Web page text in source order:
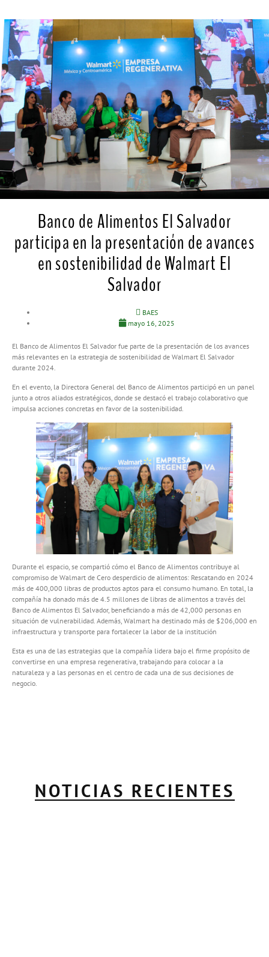
Banco de Alimentos El Salvador
participa en la presentación de avances
en sostenibilidad de Walmart El
Salvador
BAES
mayo 16, 2025
El Banco de Alimentos El Salvador fue parte de la presentación de los avances
más relevantes en la estrategia de sostenibilidad de Walmart El Salvador
durante 2024.
En el evento, la Directora General del Banco de Alimentos participó en un panel
junto a otros aliados estratégicos, donde se destacó el trabajo colaborativo que
impulsa acciones concretas en favor de la sostenibilidad.
Durante el espacio, se compartió cómo el Banco de Alimentos contribuye al
compromiso de Walmart de Cero desperdicio de alimentos: Rescatando en 2024
más de 400,000 libras de productos aptos para el consumo humano. En total, la
compañía ha donado más de 4.5 millones de libras de alimentos a través del
Banco de Alimentos El Salvador, beneficiando a más de 42,000 personas en
situación de vulnerabilidad. Además, Walmart ha destinado más de $206,000 en
infraestructura y transporte para fortalecer la labor de la institución
Esta es una de las estrategias que la compañía lidera bajo el firme propósito de
convertirse en una empresa regenerativa, trabajando para colocar a la
naturaleza y a las personas en el centro de cada una de sus decisiones de
negocio.
NOTICIAS RECIENTES